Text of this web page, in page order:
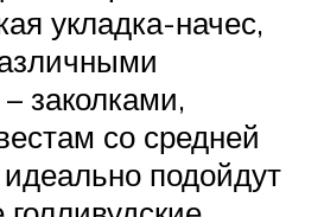
укладка-начес,
заколками,
со средней
подойдут